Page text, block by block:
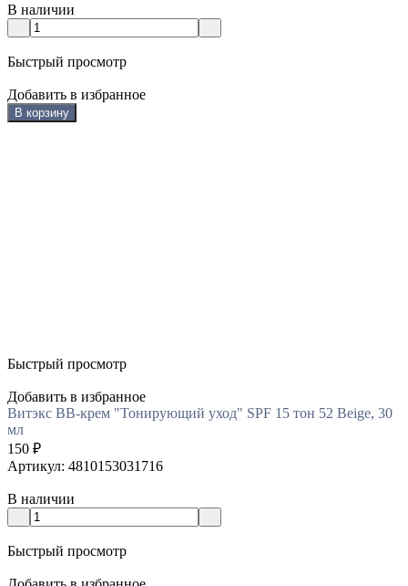
В наличии
Быстрый просмотр
Добавить в избранное
В корзину
Быстрый просмотр
Добавить в избранное
Витэкс BB-крем "Тонирующий уход" SPF 15 тон 52 Beige, 30
мл
150 ₽
Артикул: 4810153031716
В наличии
Быстрый просмотр